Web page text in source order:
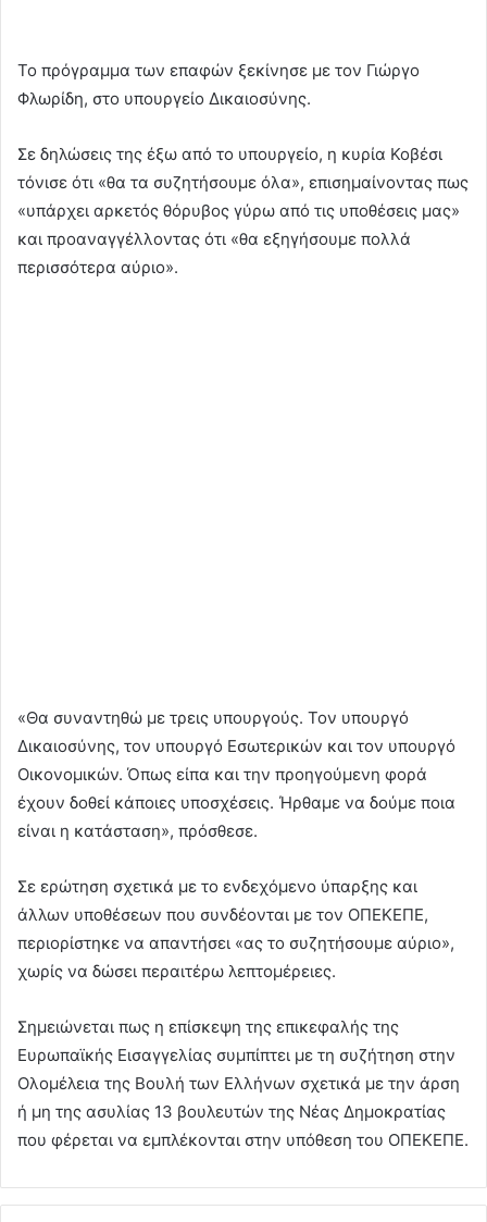
Το πρόγραμμα των επαφών ξεκίνησε με τον Γιώργο
Φλωρίδη, στο υπουργείο Δικαιοσύνης.
Σε δηλώσεις της έξω από το υπουργείο, η κυρία Κοβέσι
τόνισε ότι «θα τα συζητήσουμε όλα», επισημαίνοντας πως
«υπάρχει αρκετός θόρυβος γύρω από τις υποθέσεις μας»
και προαναγγέλλοντας ότι «θα εξηγήσουμε πολλά
περισσότερα αύριο».
«Θα συναντηθώ με τρεις υπουργούς. Τον υπουργό
Δικαιοσύνης, τον υπουργό Εσωτερικών και τον υπουργό
Οικονομικών. Όπως είπα και την προηγούμενη φορά
έχουν δοθεί κάποιες υποσχέσεις. Ήρθαμε να δούμε ποια
είναι η κατάσταση», πρόσθεσε.
Σε ερώτηση σχετικά με το ενδεχόμενο ύπαρξης και
άλλων υποθέσεων που συνδέονται με τον ΟΠΕΚΕΠΕ,
περιορίστηκε να απαντήσει «ας το συζητήσουμε αύριο»,
χωρίς να δώσει περαιτέρω λεπτομέρειες.
Σημειώνεται πως η επίσκεψη της επικεφαλής της
Ευρωπαϊκής Εισαγγελίας συμπίπτει με τη συζήτηση στην
Ολομέλεια της Βουλή των Ελλήνων σχετικά με την άρση
ή μη της ασυλίας 13 βουλευτών της Νέας Δημοκρατίας
που φέρεται να εμπλέκονται στην υπόθεση του ΟΠΕΚΕΠΕ.